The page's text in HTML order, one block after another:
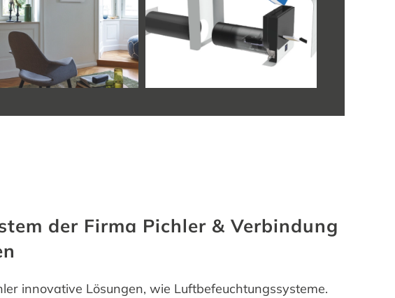
der Firma Pichler & Verbindung
innovative Lösungen, wie Luftbefeuchtungssysteme.